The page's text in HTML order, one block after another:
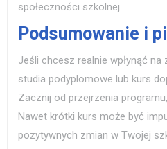
społeczności szkolnej.
Podsumowanie i
Jeśli chcesz realnie wpłynąć
studia podyplomowe lub kurs
Zacznij od przejrzenia
Nawet krótki kurs może być
pozytywnych zmian w Twojej